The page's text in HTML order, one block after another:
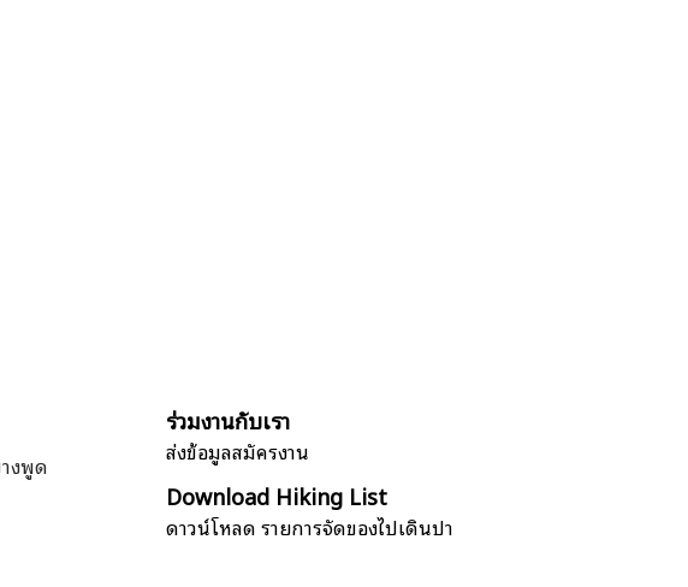
งพูด
ร่วมงานกับเรา
ส่งข้อมูลสมัครงาน
Download Hiking List
ดาวน์โหลด รายการจัดของไปเดินป่า